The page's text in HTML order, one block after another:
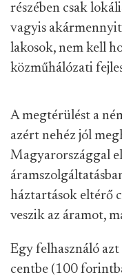
részében csak
vagyis
lakosok, nem kell
közműhálózati
A megtérülést a
azért nehéz jól
Magyarországgal
háztartások eltérő
veszik az áramot,
Egy felhasználó
centbe (100